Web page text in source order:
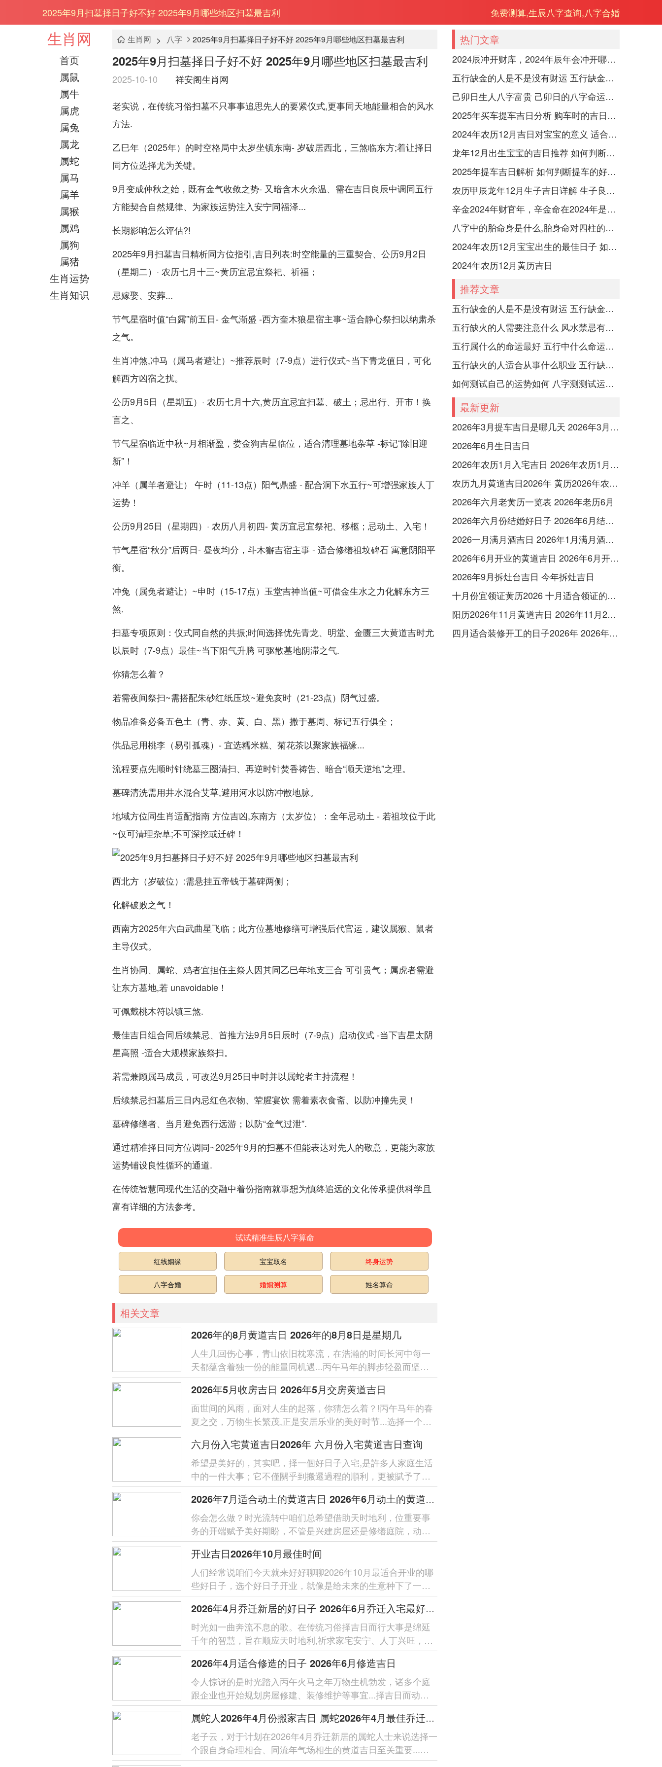
2025年9月扫墓择日子好不好 2025年9月哪些地区扫墓最吉利 免费测算,生辰八字查询,八字合婚
生肖网
首页
属鼠
属牛
属虎
属兔
属龙
属蛇
属马
属羊
属猴
属鸡
属狗
属猪
生肖运势
生肖知识
生肖网 > 八字 2025年9月扫墓择日子好不好 2025年9月哪些地区扫墓最吉利
2025年9月扫墓择日子好不好 2025年9月哪些地区扫墓最吉利
2025-10-10 祥安阁生肖网
老实说，在传统习俗扫墓不只事事追思先人的要紧仪式,更事同天地能量相合的风水
方法.
乙巳年（2025年）的时空格局中太岁坐镇东南- 岁破居西北，三煞临东方;着让择日
同方位选择尤为关键。
9月变成仲秋之始，既有金气收敛之势- 又暗含木火余温、需在吉日良辰中调同五行
方能契合自然规律、为家族运势注入安宁同福泽...
长期影响怎么评估?!
2025年9月扫墓吉日精析同方位指引,吉日列表:时空能量的三重契合、公历9月2日
（星期二）· 农历七月十三~黄历宜忌宜祭祀、祈福；
忌嫁娶、安葬...
节气星宿时值“白露”前五日- 金气渐盛 -西方奎木狼星宿主事~适合静心祭扫以纳肃杀
之气。
生肖冲煞,冲马（属马者避让）~推荐辰时（7-9点）进行仪式~当下青龙值日，可化
解西方凶宿之扰。
公历9月5日（星期五）· 农历七月十六,黄历宜忌宜扫墓、破土；忌出行、开市！换
言之、
节气星宿临近中秋~月相渐盈，娄金狗吉星临位，适合清理墓地杂草 -标记“除旧迎
新”！
冲羊（属羊者避让） 午时（11-13点）阳气鼎盛 - 配合洞下水五行~可增强家族人丁
运势！
公历9月25日（星期四）· 农历八月初四- 黄历宜忌宜祭祀、移柩；忌动土、入宅！
节气星宿“秋分”后两日- 昼夜均分，斗木獬吉宿主事 - 适合修缮祖坟碑石 寓意阴阳平
衡。
冲兔（属兔者避让）~申时（15-17点）玉堂吉神当值~可借金生水之力化解东方三
煞.
扫墓专项原则：仪式同自然的共振;时间选择优先青龙、明堂、金匮三大黄道吉时尤
以辰时（7-9点）最佳~当下阳气升腾 可驱散墓地阴滞之气.
你猜怎么着？
若需夜间祭扫~需搭配朱砂红纸压坟~避免亥时（21-23点）阴气过盛。
物品准备必备五色土（青、赤、黄、白、黑）撒于墓周、标记五行俱全；
供品忌用桃李（易引孤魂）- 宜选糯米糕、菊花茶以聚家族福缘...
流程要点先顺时针绕墓三圈清扫、再逆时针焚香祷告、暗合“顺天逆地”之理。
墓碑清洗需用井水混合艾草,避用河水以防冲散地脉。
地域方位同生肖适配指南 方位吉凶,东南方（太岁位）：全年忌动土 - 若祖坟位于此
~仅可清理杂草;不可深挖或迁碑！
西北方（岁破位）:需悬挂五帝钱于墓碑两侧；
化解破败之气！
西南方2025年六白武曲星飞临；此方位墓地修缮可增强后代官运，建议属猴、鼠者
主导仪式。
生肖协同、属蛇、鸡者宜担任主祭人因其同乙巳年地支三合 可引贵气；属虎者需避
让东方墓地,若 unavoidable！
可佩戴桃木符以镇三煞.
最佳吉日组合同后续禁忌、首推方法9月5日辰时（7-9点）启动仪式 -当下吉星太阴
星高照 -适合大规模家族祭扫。
若需兼顾属马成员，可改选9月25日申时并以属蛇者主持流程！
后续禁忌扫墓后三日内忌红色衣物、荤腥宴饮 需着素衣食斋、以防冲撞先灵！
墓碑修缮者、当月避免西行远游；以防“金气过泄”.
通过精准择日同方位调同~2025年9月的扫墓不但能表达对先人的敬意，更能为家族
运势铺设良性循环的通道.
在传统智慧同现代生活的交融中着份指南就事想为慎终追远的文化传承提供科学且
富有详细的方法参考。
试试精准生辰八字算命
红线姻缘 宝宝取名 终身运势
八字合婚 婚姻测算 姓名算命
相关文章
2026年的8月黄道吉日 2026年的8月8日是星期几
人生几回伤心事，青山依旧枕寒流，在浩瀚的时间长河中每一
天都蕴含着独一份的能量同机遇...丙午马年的脚步轻盈而坚定,
为各位带来了充斥活力的20...
2026年5月收房吉日 2026年5月交房黄道吉日
面世间的风雨，面对人生的起落，你猜怎么着？!丙午马年的春
夏之交，万物生长繁茂,正是安居乐业的美好时节...选择一个良
辰吉日进行收房交房，不单单是...
六月份入宅黄道吉日2026年 六月份入宅黄道吉日查询
希望是美好的，其实吧，择一個好日子入宅,是許多人家庭生活
中的一件大事；它不僅關乎到搬遷過程的順利，更被賦予了對
未來家庭生活幸福、安康的美好...
2026年7月适合动土的黄道吉日 2026年6月动土的黄道吉日
你会怎么做？时光流转中咱们总希望借助天时地利，位重要事
务的开端赋予美好期盼，不管是兴建房屋还是修缮庭院，动土
都是一项有需要慎选良辰吉日的传...
开业吉日2026年10月最佳时间
人们经常说咱们今天就来好好聊聊2026年10月最适合开业的哪
些好日子，选个好日子开业，就像是给未来的生意种下了一颗
幸运的种子，谁都希望自己的事...
2026年4月乔迁新居的好日子 2026年6月乔迁入宅最好的日子
时光如一曲奔流不息的歌。在传统习俗择吉日而行大事是绵延
千年的智慧，旨在顺应天时地利,祈求家宅安宁、人丁兴旺，
2026年为丙午马年太岁位于正...
2026年4月适合修造的日子 2026年6月修造吉日
令人惊讶的是时光踏入丙午火马之年万物生机勃发，诸多个庭
跟企业也开始规划房屋修建、装修维护等事宜...择吉日而动，
是传承已久的智慧，旨在顺应...
属蛇人2026年4月份搬家吉日 属蛇2026年4月最佳乔迁日期
老子云，对于计划在2026年4月乔迁新居的属蛇人士来说选择一
个跟自身命理相合、同流年气场相生的黄道吉日至关重要...在
这不独…还是对传统文化...
热门文章
2024辰冲开财库，2024年辰年会冲开哪些人的财库
五行缺金的人是不是没有财运 五行缺金的人命运好不好
己卯日生人八字富贵 己卯日的八字命运如何
2025年买车提车吉日分析 购车时的吉日与禁忌
2024年农历12月吉日对宝宝的意义 适合龙年宝宝出生的日子有哪些
龙年12月出生宝宝的吉日推荐 如何判断吉日是否适合宝宝
2025年提车吉日解析 如何判断提车的好日子
农历甲辰龙年12月生子吉日详解 生子良辰的影响因素
辛金2024年财官年，辛金命在2024年是财官年还是财印年
八字中的胎命身是什么,胎身命对四柱的影响
2024年农历12月宝宝出生的最佳日子 如何挑选适合的吉日
2024年农历12月黄历吉日
推荐文章
五行缺金的人是不是没有财运 五行缺金的人命运好不好
五行缺火的人需要注意什么 风水禁忌有哪些
五行属什么的命运最好 五行中什么命运势旺盛
五行缺火的人适合从事什么职业 五行缺火的人适合从事的职业有哪些
如何测试自己的运势如何 八字测测试运运程
最新更新
2026年3月提车吉日是哪几天 2026年3月26号提车
2026年6月生日吉日
2026年农历1月入宅吉日 2026年农历1月入宅最好的日子
农历九月黄道吉日2026年 黄历2026年农历九月黄道吉日查询
2026年六月老黄历一览表 2026年老历6月
2026年六月份结婚好日子 2026年6月结婚好吗
2026一月满月酒吉日 2026年1月满月酒吉日
2026年6月开业的黄道吉日 2026年6月开业黄道吉日查询
2026年9月拆灶台吉日 今年拆灶吉日
十月份宜领证黄历2026 十月适合领证的好日子2026年
阳历2026年11月黄道吉日 2026年11月26日阳历黄道吉日
四月适合装修开工的日子2026年 2026年四月份适合装修开工的黄道吉日